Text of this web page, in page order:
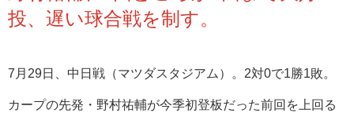
投、遅い球合戦を制す。
7月29日、中日戦（マツダスタジアム）。2対0で1勝1敗。
カープの先発・野村祐輔が今季初登板だった前回を上回る